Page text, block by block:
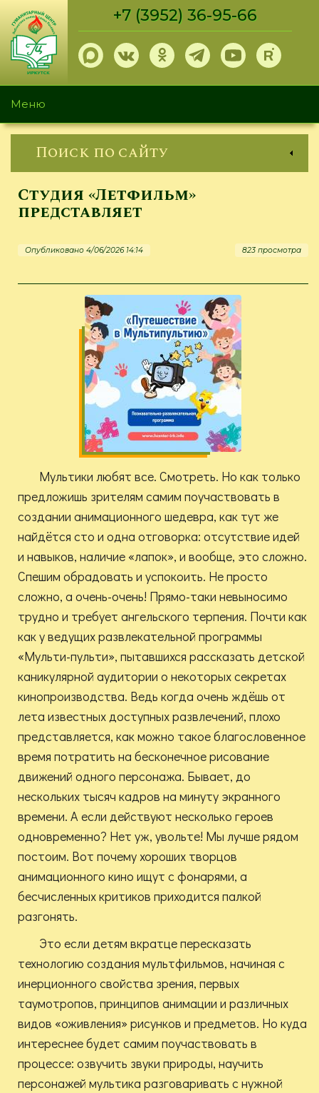
Перейти
основному
содержанию
+7 (3952) 36-95-66
Меню
Поиск по сайту
Студия «Летфильм»
представляет
Опубликовано 4/06/2026 14:14 823 просмотра
Мультики любят все. Смотреть. Но как только
предложишь зрителям самим поучаствовать в
создании анимационного шедевра, как тут же
найдётся сто и одна отговорка: отсутствие идей
и навыков, наличие «лапок», и вообще, это сложно.
Спешим обрадовать и успокоить. Не просто
сложно, а очень-очень! Прямо-таки невыносимо
трудно и требует ангельского терпения. Почти как
как у ведущих развлекательной программы
«Мульти-пульти», пытавшихся рассказать детской
каникулярной аудитории о некоторых секретах
кинопроизводства. Ведь когда очень ждёшь от
лета известных доступных развлечений, плохо
представляется, как можно такое благословенное
время потратить на бесконечное рисование
движений одного персонажа. Бывает, до
нескольких тысяч кадров на минуту экранного
времени. А если действуют несколько героев
одновременно? Нет уж, увольте! Мы лучше рядом
постоим. Вот почему хороших творцов
анимационного кино ищут с фонарями, а
бесчисленных критиков приходится палкой
разгонять.
Это если детям вкратце пересказать
технологию создания мультфильмов, начиная с
инерционного свойства зрения, первых
таумотропов, принципов анимации и различных
видов «оживления» рисунков и предметов. Но куда
интереснее будет самим поучаствовать в
процессе: озвучить звуки природы, научить
персонажей мультика разговаривать с нужной